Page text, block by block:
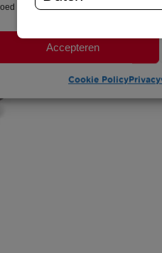
hebben op bepaalde functies en
Accepteren
Cookie Policy